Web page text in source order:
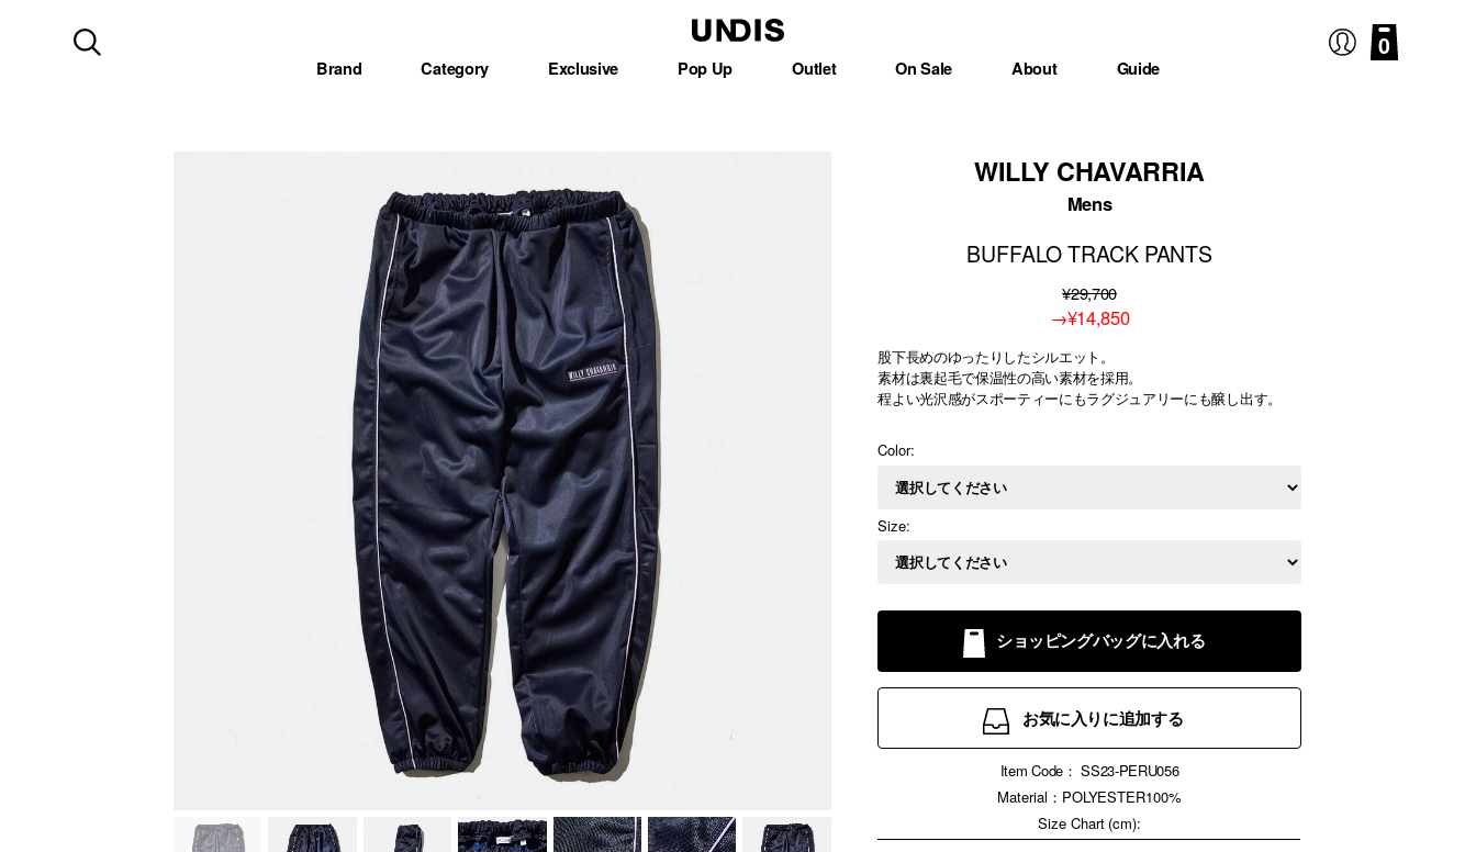
Brand Category Exclusive Pop Up Outlet On Sale About Guide
0
WILLY CHAVARRIA
Mens
BUFFALO TRACK PANTS
¥29,700
→¥14,850
股下長めのゆったりしたシルエット。
素材は裏起毛で保温性の高い素材を採用。
程よい光沢感がスポーティーにもラグジュアリーにも醸し出す。
Color:
Size:
ショッピングバッグに入れる
お気に入りに追加する
Item Code：SS23-PERU056
Material：POLYESTER100%
Size Chart (cm):